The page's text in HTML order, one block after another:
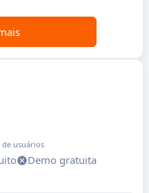
de usuários
Demo gratuita